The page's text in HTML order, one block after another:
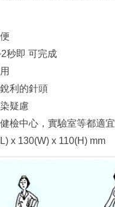
秒即 可完成
利的針頭
疑慮
檢中心，實驗室等都適宜
x 130(W) x 110(H) mm